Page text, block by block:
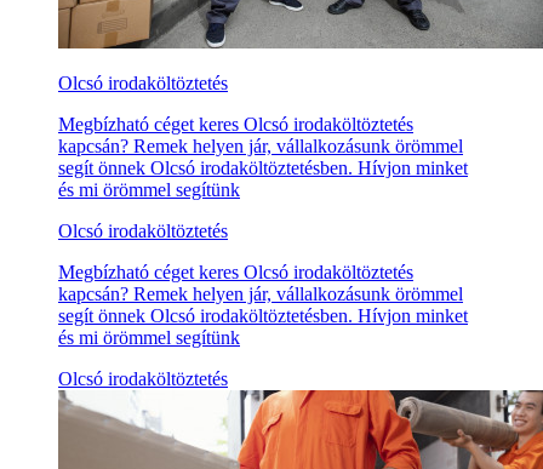
Olcsó irodaköltöztetés
Megbízható céget keres Olcsó irodaköltöztetés
kapcsán? Remek helyen jár, vállalkozásunk örömmel
segít önnek Olcsó irodaköltöztetésben. Hívjon minket
és mi örömmel segítünk
Olcsó irodaköltöztetés
Megbízható céget keres Olcsó irodaköltöztetés
kapcsán? Remek helyen jár, vállalkozásunk örömmel
segít önnek Olcsó irodaköltöztetésben. Hívjon minket
és mi örömmel segítünk
Olcsó irodaköltöztetés